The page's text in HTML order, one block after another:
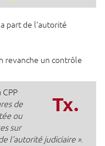
part de l’autorité
revanche un contrôle
Tx.
de
ou
sur
l'autorité judiciaire ».